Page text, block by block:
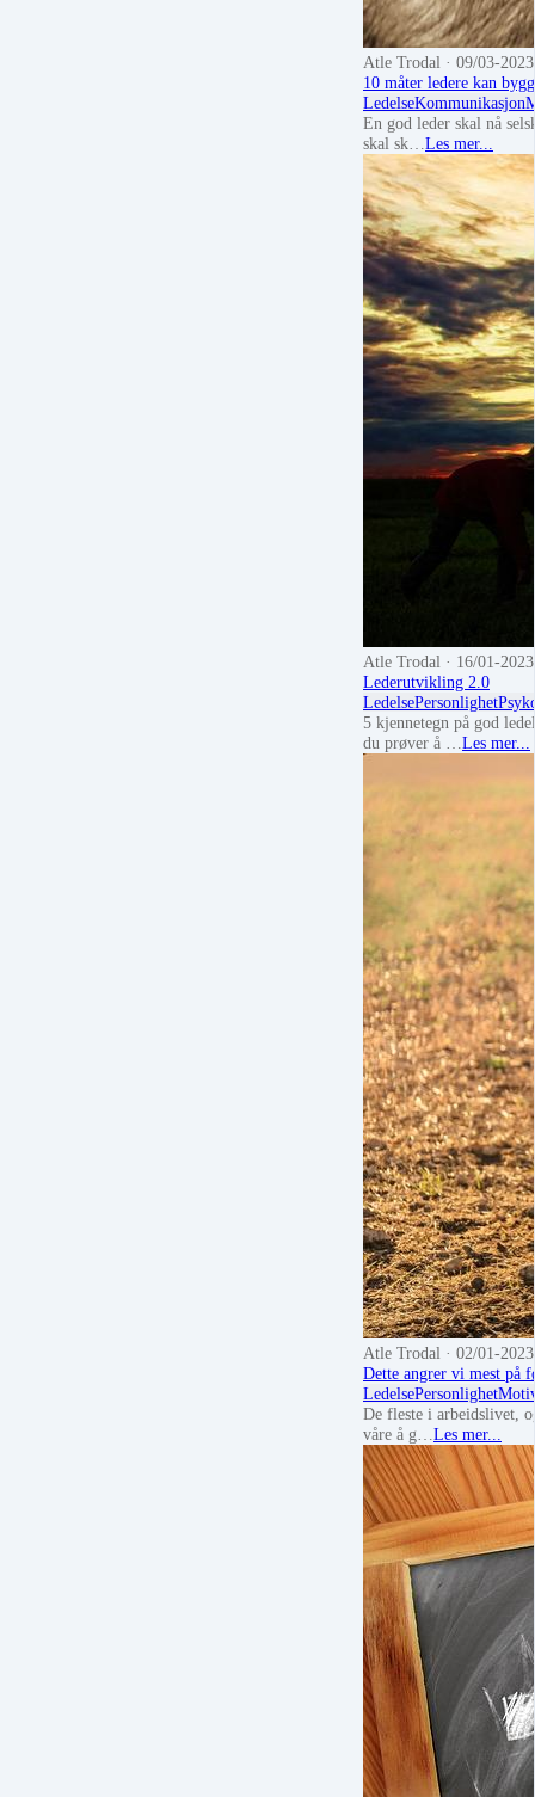
Atle Trodal · 09/03-2023
10 måter ledere kan
LedelseKommunikasjon
En god leder skal nå
skal sk… Les mer...
Atle Trodal · 16/01-2023
Lederutvikling 2.0
LedelsePersonlighet
5 kjennetegn på god
du prøver å … Les mer...
Atle Trodal · 02/01-2023
Dette angrer vi mest på
LedelsePersonlighet
De fleste i arbeidslivet,
våre å g… Les mer...